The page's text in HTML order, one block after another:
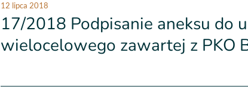
12 lipca 2018
17/2018 Podpisanie aneksu do
wielocelowego zawartej z PKO